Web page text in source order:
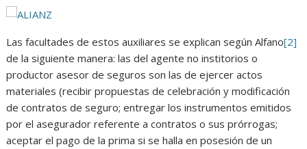
Las facultades de estos auxiliares se explican según Alfano[2]
de la siguiente manera: las del agente no institorios o
productor asesor de seguros son las de ejercer actos
materiales (recibir propuestas de celebración y modificación
de contratos de seguro; entregar los instrumentos emitidos
por el asegurador referente a contratos o sus prórrogas;
aceptar el pago de la prima si se halla en posesión de un